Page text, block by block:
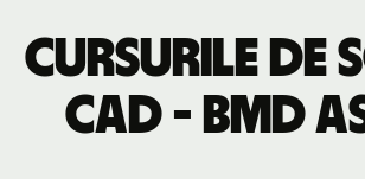
Cursurile de
CAD - BMD